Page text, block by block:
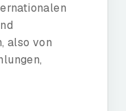
also von